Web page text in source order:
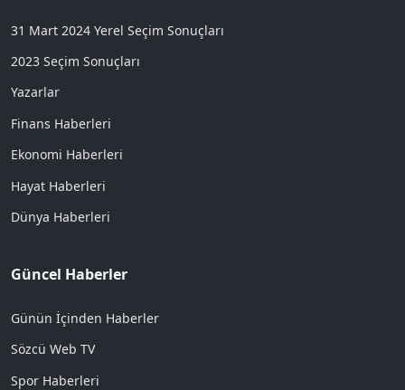
31 Mart 2024 Yerel Seçim Sonuçları
2023 Seçim Sonuçları
Yazarlar
Finans Haberleri
Ekonomi Haberleri
Hayat Haberleri
Dünya Haberleri
Güncel Haberler
Günün İçinden Haberler
Sözcü Web TV
Spor Haberleri